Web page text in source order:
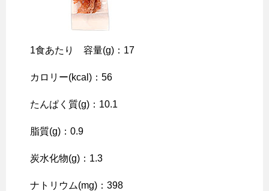
1食あたり 容量(g)：17
カロリー(kcal)：56
たんぱく質(g)：10.1
脂質(g)：0.9
炭水化物(g)：1.3
ナトリウム(mg)：398